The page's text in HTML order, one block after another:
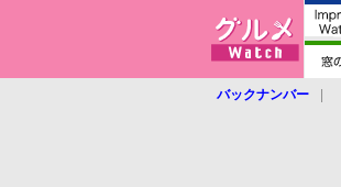
バックナンバー